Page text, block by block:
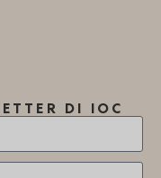
DI IOC